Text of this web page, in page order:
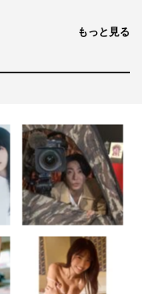
もっと見る